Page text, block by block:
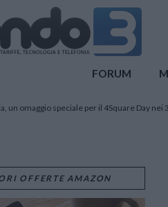
FORUM
un omaggio speciale per il 4Square Day nei
OFFERTE AMAZON